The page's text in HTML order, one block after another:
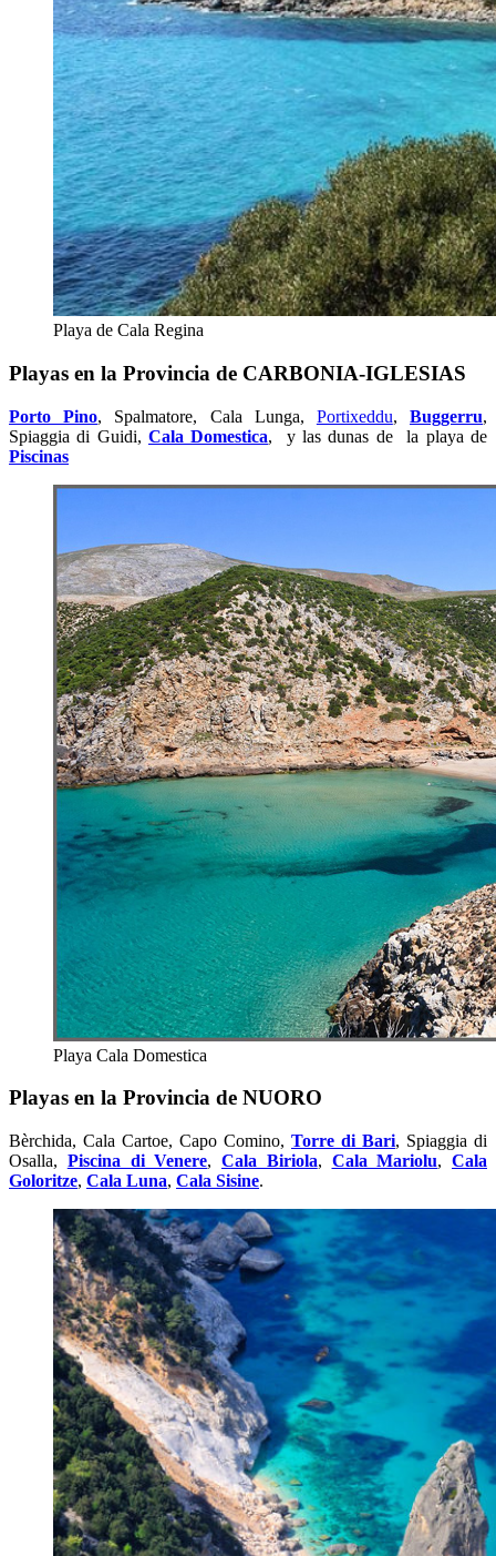
Playa de Cala Regina
Playas en la Provincia de CARBONIA-IGLESIAS
Porto Pino, Spalmatore, Cala Lunga, Portixeddu,Buggerru,
Spiaggia di Guidi, Cala Domestica, y las dunas de la playa de
Piscinas
Playa Cala Domestica
Playas en la Provincia de NUORO
Bèrchida, Cala Cartoe, Capo Comino, Torre di Bari, Spiaggia di
Osalla, Piscina di Venere, Cala Biriola, Cala Mariolu, Cala
Goloritze, Cala Luna, Cala Sisine.